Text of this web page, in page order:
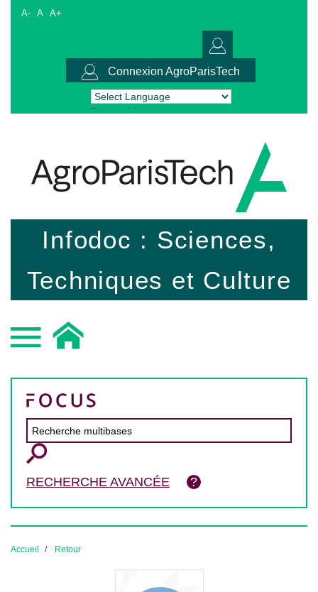
A- A A+
Connexion AgroParisTech
Powered by Translate
Infodoc : Sciences,
Techniques et Culture
RECHERCHE AVANCÉE
Accueil Retour